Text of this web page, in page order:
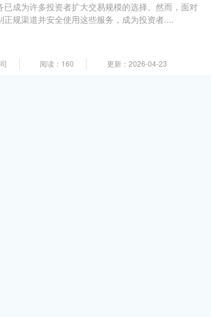
成为许多投资者扩大交易规模的选择。然而，面对
规渠道并安全使用这些服务，成为投资者....
阅读：160 更新：2026-04-23